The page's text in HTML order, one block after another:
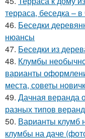
терраса, беседка –
46. Беседки
нюансы
47. Беседки из
48. Клумбы
варианты
места, советы
49. Дачная веранда
разных типов веранд
50. Варианты клумб
клумбы на даче